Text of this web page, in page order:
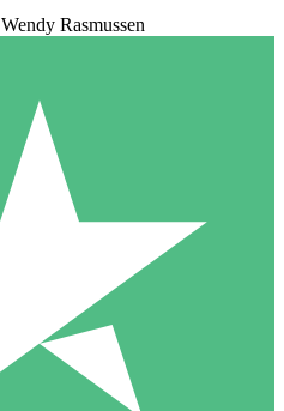
Wendy Rasmussen